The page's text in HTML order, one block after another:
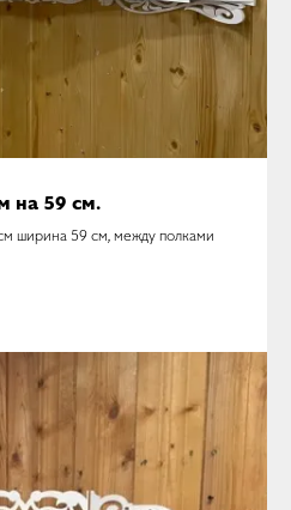
на 59 см.
ширина 59 см, между полками